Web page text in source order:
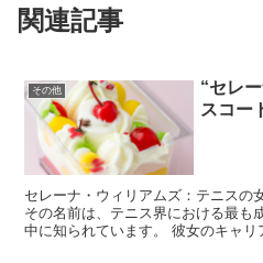
関連記事
その他
“セレ
スコー
セレーナ・ウィリアムズ：テニスの
その名前は、テニス界における最も
中に知られています。 彼女のキャ